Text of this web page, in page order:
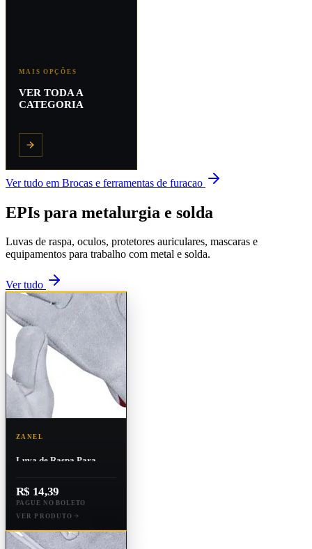
MAIS OPÇÕES
VER TODA A
CATEGORIA
Ver tudo em Brocas e ferramentas de furacao
EPIs para metalurgia e solda
Luvas de raspa, oculos, protetores auriculares, mascaras e
equipamentos para trabalho com metal e solda.
Ver tudo
ZANEL
Luva de Raspa Para
R$ 14,39
PAGUE NO BOLETO
VER PRODUTO